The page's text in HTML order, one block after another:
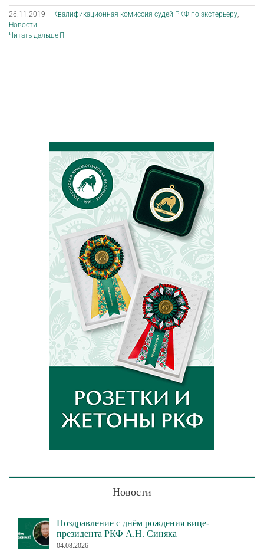
26.11.2019 Квалификационная комиссия судей РКФ по экстерьеру,
Новости
Читать дальше
Новости
Поздравление с днём рождения вице-
президента РКФ А.Н. Синяка
04.08.2026